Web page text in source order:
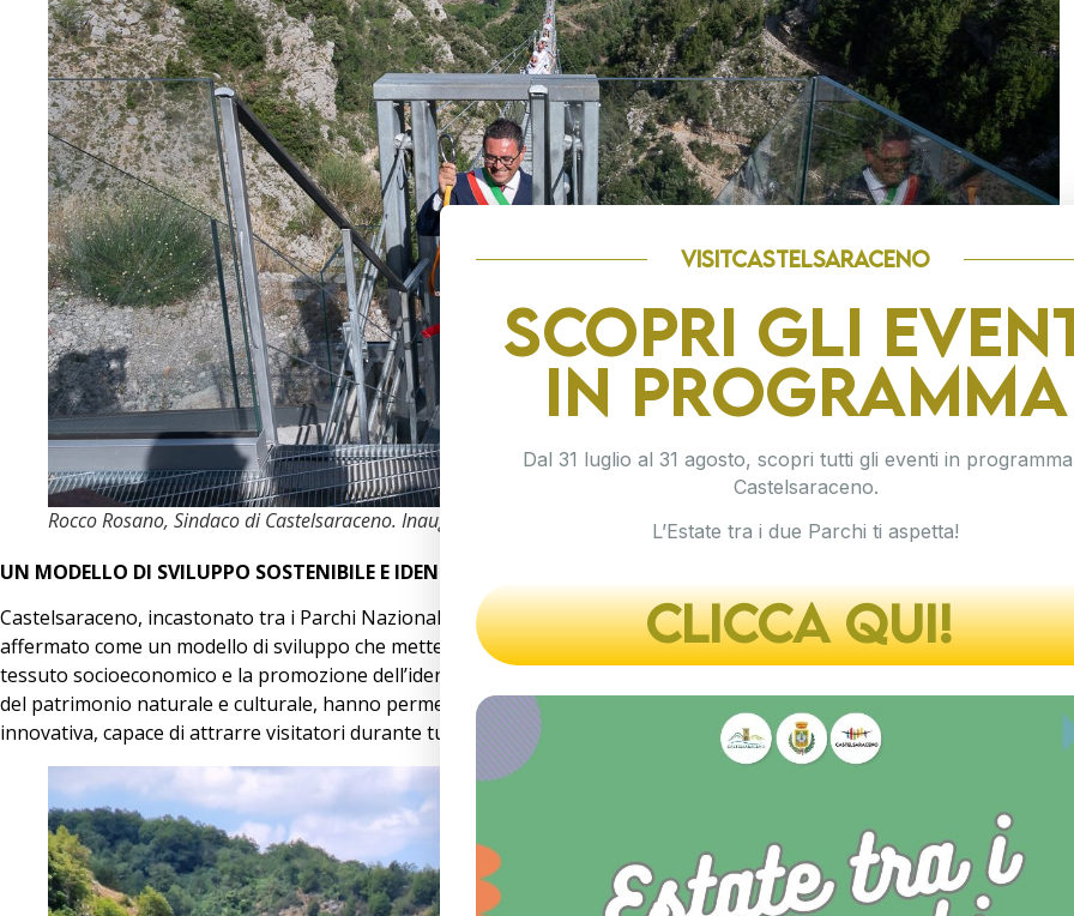
Rocco Rosano, Sindaco di Castelsaraceno. Inaugurazione Ponte tra i due Parchi
UN MODELLO DI SVILUPPO SOSTENIBILE E IDENTITARIO
Castelsaraceno, incastonato tra i Parchi Nazionali del Pollino e dell’Appennino Lucano, si è progressivamente
affermato come un modello di sviluppo che mette al centro la qualità dell’accoglienza, la rigenerazione del
tessuto socioeconomico e la promozione dell’identità culturale. Questi elementi, combinati con la valorizzazione
del patrimonio naturale e culturale, hanno permesso al borgo di costruire un’offerta turistica integrata e
innovativa, capace di attrarre visitatori durante tutto l’arco dell’anno.
visitCASTELSARACENO
SCOPRI GLI
IN PROGRAMMA
Dal 31 luglio al 31 agosto, scopri tutti gli eventi in
Castelsaraceno.
L’Estate tra i due Parchi ti aspetta!
CLICCA QUI!